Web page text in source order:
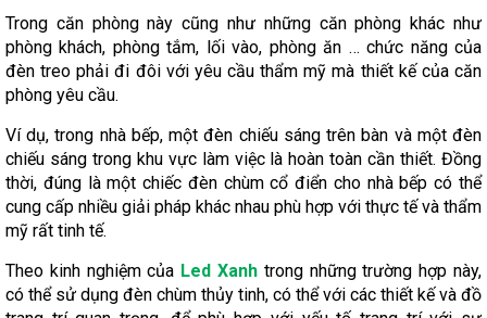
Trong căn phòng này cũng như những căn phòng khác như
phòng khách, phòng tắm, lối vào, phòng ăn … chức năng của
đèn treo phải đi đôi với yêu cầu thẩm mỹ mà thiết kế của căn
phòng yêu cầu.
Ví dụ, trong nhà bếp, một đèn chiếu sáng trên bàn và một đèn
chiếu sáng trong khu vực làm việc là hoàn toàn cần thiết. Đồng
thời, đúng là một chiếc đèn chùm cổ điển cho nhà bếp có thể
cung cấp nhiều giải pháp khác nhau phù hợp với thực tế và thẩm
mỹ rất tinh tế.
Theo kinh nghiệm của Led Xanh trong những trường hợp này,
có thể sử dụng đèn chùm thủy tinh, có thể với các thiết kế và đồ